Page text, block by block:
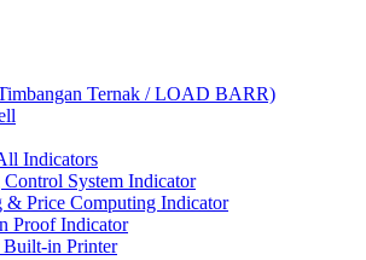
Ternak / LOAD BARR)
Indicators
System Indicator
& Price Computing Indicator
Proof Indicator
Built-in Printer